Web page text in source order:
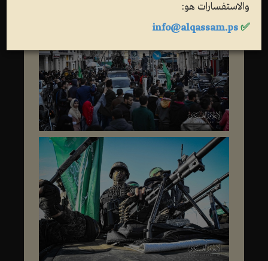
والاستفسارات هو:
✅
info@alqassam.ps